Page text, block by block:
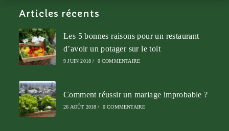
Articles récents
Les 5 bonnes raisons pour un restaurant
d’avoir un potager sur le toit
9 JUIN 2018 / 0 COMMENTAIRE
Comment réussir un mariage improbable ?
26 AOÛT 2018 / 0 COMMENTAIRE